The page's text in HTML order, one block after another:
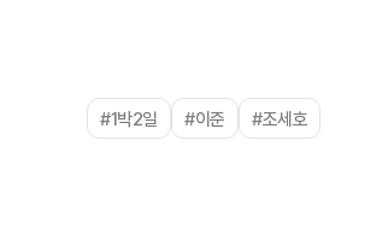
#1박2일 #이준 #조세호